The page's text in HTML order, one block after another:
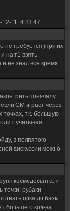
12-11, 4:23:47
не требуется )при их
на т1 взять
и не знал все время
поначалу
СМ играет через
точках, т.к. большую
учитывая
в полпятого
дискуссии можно
космодесанта. и
точки. рубаки
орка до базы
большего кол-ва